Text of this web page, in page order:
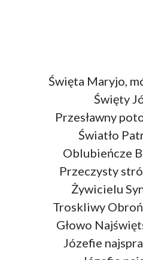
Święta Maryjo,
Święty
Przesławny
Światło
Oblubieńcze
Przeczysty
Żywicielu
Troskliwy
Głowo
Józefie